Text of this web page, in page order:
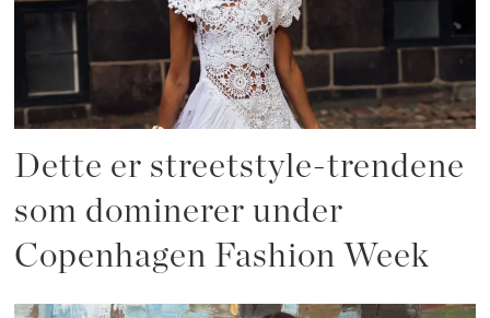
Dette er streetstyle-trendene
som dominerer under
Copenhagen Fashion Week